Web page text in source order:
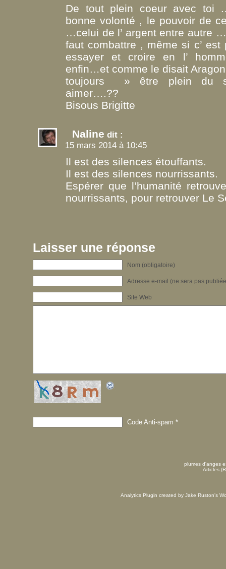
De tout plein coeur avec toi
bonne volonté , le pouvoir de
…celui de l’ argent entre autre
faut combattre , même si c’
essayer et croire en l’
enfin…et comme le disait
toujours » être plein du
aimer….??
Bisous Brigitte
Naline dit :
15 mars 2014 à 10:45
Il est des silences étouffants.
Il est des silences nourrissants.
Espérer que l’humanité
nourrissants, pour retrouver Le
Laisser une réponse
Nom (obligatoire)
Adresse e-mail (ne sera pas
Site Web
Code Anti-spam *
plumes d'anges
Articles
Analytics Plugin created by Jake Ruston's